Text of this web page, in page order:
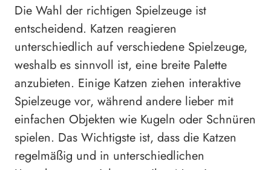
Die Wahl der richtigen Spielzeuge ist
entscheidend. Katzen reagieren
unterschiedlich auf verschiedene Spielzeuge,
weshalb es sinnvoll ist, eine breite Palette
anzubieten. Einige Katzen ziehen interaktive
Spielzeuge vor, während andere lieber mit
einfachen Objekten wie Kugeln oder Schnüren
spielen. Das Wichtigste ist, dass die Katzen
regelmäßig und in unterschiedlichen